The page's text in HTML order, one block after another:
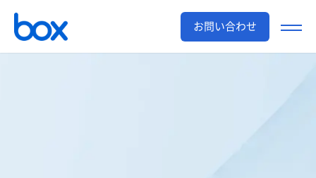
お問い合わせ